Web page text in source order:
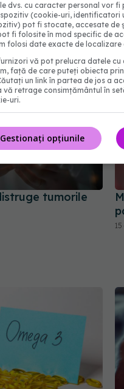
tumorile
dvs. cu caracter personal vor
(cookie-uri, identificatori
pot fi stocate, accesate de
fi folosite în mod specific de
folosi date exacte de
vă pot prelucra datele
față de care puteți obiecta
un link în partea de jos a
vă retrage consimțământul în
uri.
Gestionați opțiunile